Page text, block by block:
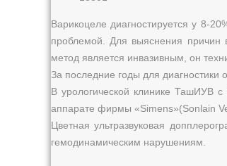
Варикоцеле диагностируется у 8-
проблемой. Для выяснения причин
метод является инвазивным, он
За последние годы для диагностики
В урологической клинике ТашИУВ
аппарате фирмы «Simens»(Sonlain
Цветная ультразвуковая
гемодинамическим нарушениям.